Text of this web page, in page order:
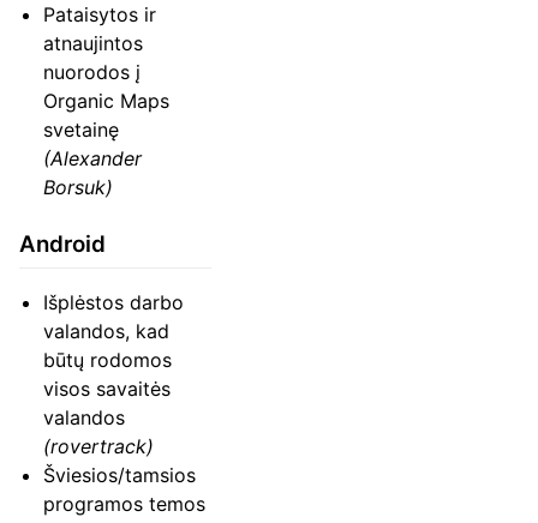
Pataisytos ir
atnaujintos
nuorodos į
Organic Maps
svetainę
(Alexander
Borsuk)
Android
Išplėstos darbo
valandos, kad
būtų rodomos
visos savaitės
valandos
(rovertrack)
Šviesios/tamsios
programos temos